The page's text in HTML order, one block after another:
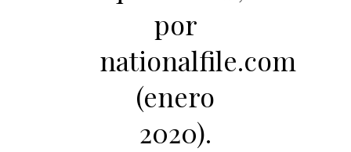
por
nationalfile.com
(enero
2020).